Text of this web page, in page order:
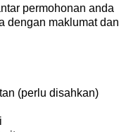
permohonan anda
dengan maklumat dan
(perlu disahkan)